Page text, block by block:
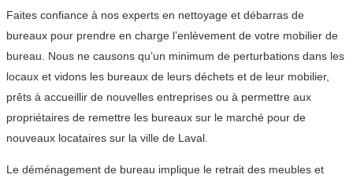
Faites confiance à nos experts en nettoyage et débarras de
bureaux pour prendre en charge l’enlèvement de votre mobilier de
bureau. Nous ne causons qu’un minimum de perturbations dans les
locaux et vidons les bureaux de leurs déchets et de leur mobilier,
prêts à accueillir de nouvelles entreprises ou à permettre aux
propriétaires de remettre les bureaux sur le marché pour de
nouveaux locataires sur la ville de Laval.
Le déménagement de bureau implique le retrait des meubles et